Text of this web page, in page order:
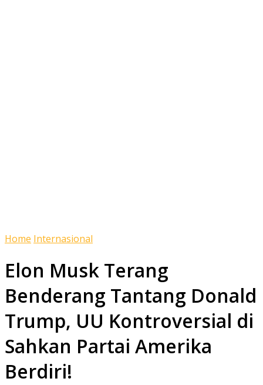
Home Internasional
Elon Musk Terang
Benderang Tantang Donald
Trump, UU Kontroversial di
Sahkan Partai Amerika
Berdiri!